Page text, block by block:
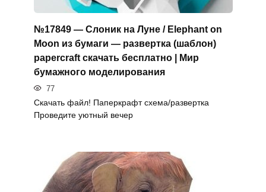
№17849 — Слоник на Луне / Elephant on
Moon из бумаги — развертка (шаблон)
papercraft скачать бесплатно | Мир
бумажного моделирования
77
Скачать файл! Паперкрафт схема/развертка
Проведите уютный вечер